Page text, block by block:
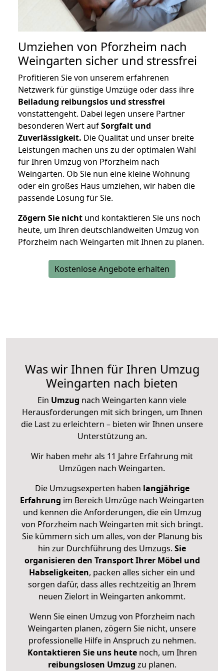
Umziehen von Pforzheim nach
Weingarten sicher und stressfrei
Profitieren Sie von unserem erfahrenen
Netzwerk für günstige Umzüge oder dass ihre
Beiladung reibungslos und stressfrei
vonstattengeht. Dabei legen unsere Partner
besonderen Wert aufSorgfalt und
Zuverlässigkeit. Die Qualität und unser breite
Leistungen machen uns zu der optimalen Wahl
für Ihren Umzug von Pforzheim nach
Weingarten. Ob Sie nun eine kleine Wohnung
oder ein großes Haus umziehen, wir haben die
passende Lösung für Sie.
Zögern Sie nicht und kontaktieren Sie uns noch
heute, um Ihren deutschlandweiten Umzug von
Pforzheim nach Weingarten mit Ihnen zu planen.
Kostenlose Angebote erhalten
Was wir Ihnen für Ihren Umzug
Weingarten nach bieten
Ein Umzug nach Weingarten kann viele
Herausforderungen mit sich bringen, um Ihnen
die Last zu erleichtern – bieten wir Ihnen unsere
Unterstützung an.
Wir haben mehr als 11 Jahre Erfahrung mit
Umzügen nach Weingarten.
Die Umzugsexperten haben langjährige
Erfahrung im Bereich Umzüge nach Weingarten
und kennen die Anforderungen, die ein Umzug
von Pforzheim nach Weingarten mit sich bringt.
Sie kümmern sich um alles, von der Planung bis
hin zur Durchführung des Umzugs. Sie
organisieren den Transport Ihrer Möbel und
Habseligkeiten, packen alles sicher ein und
sorgen dafür, dass alles rechtzeitig an Ihrem
neuen Zielort in Weingarten ankommt.
Wenn Sie einen Umzug von Pforzheim nach
Weingarten planen, zögern Sie nicht, unsere
professionelle Hilfe in Anspruch zu nehmen.
Kontaktieren Sie uns heutenoch, um Ihren
reibungslosen Umzug zu planen.